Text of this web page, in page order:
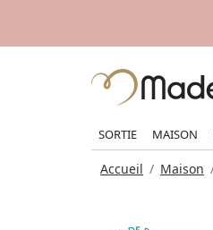
SORTIE MAISON
Accueil Maison